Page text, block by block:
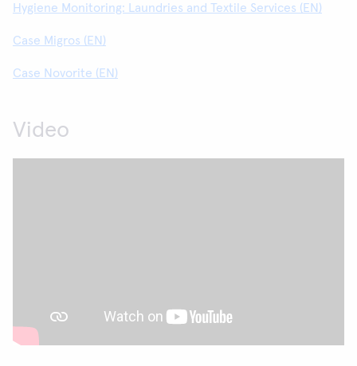
Hygiene Monitoring: Laundries and Textile Services (EN)
Case Migros (EN)
Case Novorite (EN)
Video